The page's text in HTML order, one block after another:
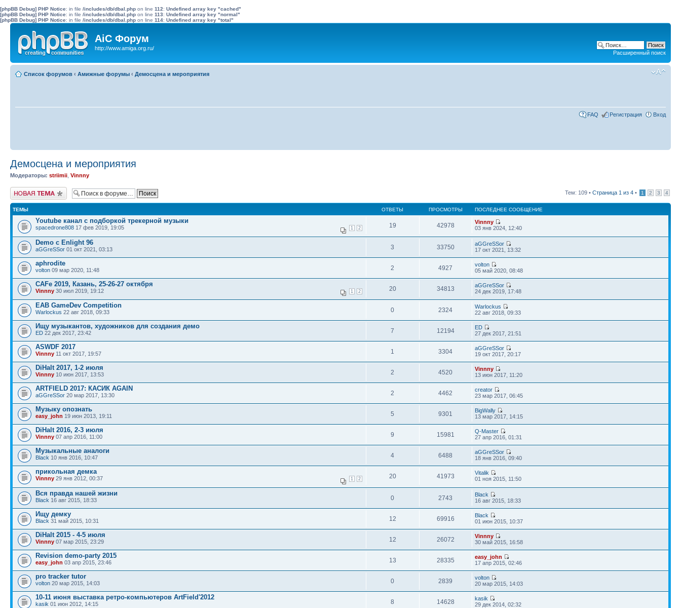
[phpBB Debug] PHP Notice: in file /includes/db/dbal.php on line 112: Undefined array key "cached"
[phpBB Debug] PHP Notice: in file /includes/db/dbal.php on line 113: Undefined array key "normal"
[phpBB Debug] PHP Notice: in file /includes/db/dbal.php on line 114: Undefined array key "total"
AiC Форум
http://www.amiga.org.ru/
Расширенный поиск
Список форумов ‹ Амижные форумы ‹ Демосцена и мероприятия
FAQ Регистрация Вход
Демосцена и мероприятия
Модераторы: striimii Vinnny
Новая тема Тем: 109 • Страница 1 из 4 • 1 2 3 4
ТЕМЫ ОТВЕТЫ ПРОСМОТРЫ ПОСЛЕДНЕЕ СООБЩЕНИЕ
Youtube канал с подборкой трекерной музыки
1 2
spacedrone808 17 фев 2019, 19:05 19 42978
Vinnny
03 янв 2024, 12:40
Demo c Enlight 96
aGGreSSor 01 окт 2021, 03:13 3 33750
aGGreSSor
17 окт 2021, 13:32
aphrodite
volton 09 мар 2020, 11:48 2 4927
volton
05 май 2020, 08:48
CAFe 2019, Казань, 25-26-27 октября
1 2
Vinnny 30 июл 2019, 19:12 20 34813
aGGreSSor
24 дек 2019, 17:48
EAB GameDev Competition
Warlockus 22 авг 2018, 09:33 0 2324
Warlockus
22 авг 2018, 09:33
Ищу музыкантов, художников для создания демо
ED 22 дек 2017, 23:42 7 12194
ED
27 дек 2017, 21:51
ASWDF 2017
Vinnny 11 окт 2017, 19:57 1 3304
aGGreSSor
19 окт 2017, 20:17
DiHalt 2017, 1-2 июля
Vinnny 10 июн 2017, 13:53 2 4520
Vinnny
13 июн 2017, 11:20
ARTFIELD 2017: КАСИК AGAIN
aGGreSSor 20 мар 2017, 13:30 2 4462
creator
23 мар 2017, 06:45
Музыку опознать
easy_john 19 июн 2013, 19:11 5 9301
BigWally
13 мар 2017, 14:15
DiHalt 2016, 2-3 июля
Vinnny 07 апр 2016, 11:00 9 15981
Q-Master
27 апр 2016, 01:31
Музыкальные аналоги
Black 10 янв 2016, 10:47 4 6488
aGGreSSor
18 янв 2016, 09:40
прикольная демка
1 2
Vinnny 29 янв 2012, 00:37 20 41973
Vitalik
01 ноя 2015, 11:50
Вся правда нашей жизни
Black 16 авг 2015, 18:33 0 2743
Black
16 авг 2015, 18:33
Ищу демку
Black 31 май 2015, 10:31 12 69916
Black
01 июн 2015, 10:37
DiHalt 2015 - 4-5 июля
Vinnny 07 мар 2015, 23:29 12 26072
Vinnny
30 май 2015, 16:58
Revision demo-party 2015
easy_john 03 апр 2015, 23:46 13 28335
easy_john
17 апр 2015, 02:46
pro tracker tutor
volton 20 мар 2015, 14:03 0 2839
volton
20 мар 2015, 14:03
10-11 июня выставка ретро-компьютеров ArtField'2012
kasik 01 июн 2012, 14:15 8 14628
kasik
29 дек 2014, 02:32